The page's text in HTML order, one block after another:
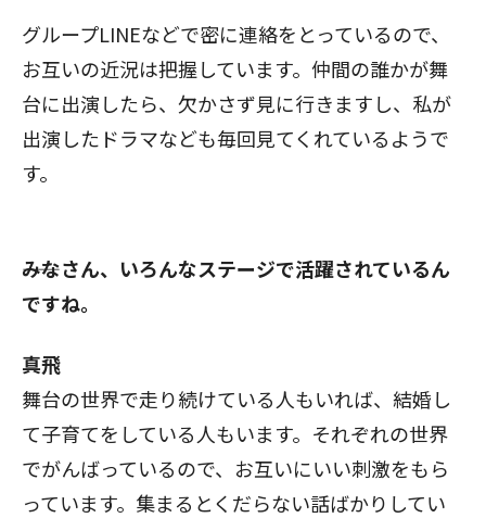
グループLINEなどで密に連絡をとっているので、
お互いの近況は把握しています。仲間の誰かが舞
台に出演したら、欠かさず見に行きますし、私が
出演したドラマなども毎回見てくれているようで
す。
――みなさん、いろんなステージで活躍されているん
ですね。
真飛
舞台の世界で走り続けている人もいれば、結婚し
て子育てをしている人もいます。それぞれの世界
でがんばっているので、お互いにいい刺激をもら
っています。集まるとくだらない話ばかりしてい